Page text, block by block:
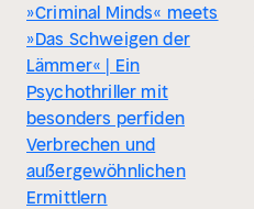
»Criminal Minds« meets
»Das Schweigen der
Lämmer« | Ein
Psychothriller mit
besonders perfiden
Verbrechen und
außergewöhnlichen
Ermittlern